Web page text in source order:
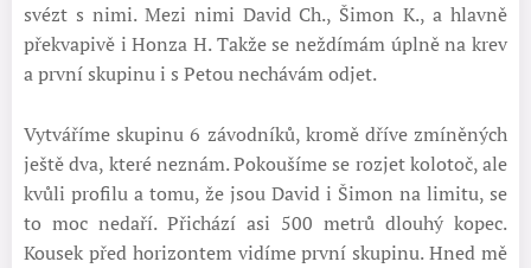
svézt s nimi. Mezi nimi David Ch., Šimon K., a hlavně
překvapivě i Honza H. Takže se neždímám úplně na krev
a první skupinu i s Petou nechávám odjet.
Vytváříme skupinu 6 závodníků, kromě dříve zmíněných
ještě dva, které neznám. Pokoušíme se rozjet kolotoč, ale
kvůli profilu a tomu, že jsou David i Šimon na limitu, se
to moc nedaří. Přichází asi 500 metrů dlouhý kopec.
Kousek před horizontem vidíme první skupinu. Hned mě